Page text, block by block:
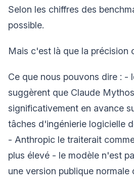
Selon les chiffres des
possible.
Mais c'est là que la précision
Ce que nous pouvons dire : -
suggèrent que Claude
significativement en avance
tâches d'ingénierie logicielle
- Anthropic le traiterait
plus élevé - le modèle n'est
une version publique normale